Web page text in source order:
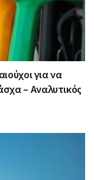
για να
– Αναλυτικός